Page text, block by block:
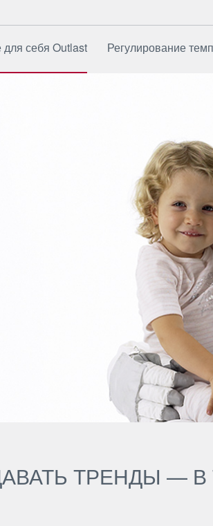
для себя Outlast Регулирование
Применение
сферы
Качество и
Часто
вопросы
ТРЕНДЫ —